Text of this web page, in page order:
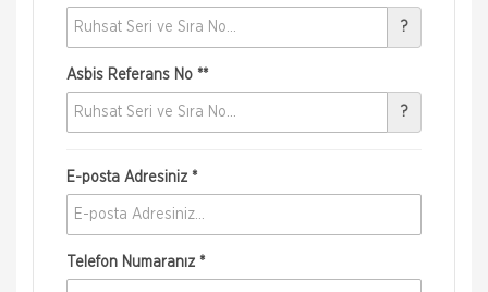
?
Asbis Referans No **
?
E-posta Adresiniz *
Telefon Numaranız *